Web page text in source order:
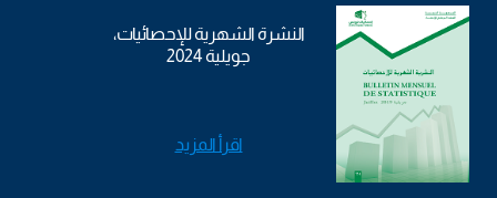
النشرة الشهرية للإحصائيات،
جويلية 2024
اقرأ المزيد